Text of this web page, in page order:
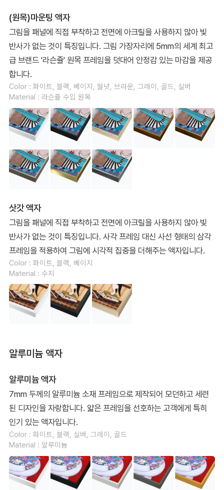
(원목)마운팅 액자
그림을 패널에 직접 부착하고 전면에 아크릴을 사용하지 않아 빛
반사가 없는 것이 특징입니다. 그림 가장자리에 5mm의 세계 최고
급 브랜드 '라슨쥴' 원목 프레임을 덧대어 안정감 있는 마감을 제공
합니다.
Color : 화이트, 블랙, 베이지, 월넛, 브라운, 그레이, 골드, 실버
Material : 라슨쥴 수입 원목
삿갓 액자
그림을 패널에 직접 부착하고 전면에 아크릴을 사용하지 않아 빛
반사가 없는 것이 특징입니다. 사각 프레임 대신 사선 형태의 삼각
프레임을 적용하여 그림에 시각적 집중을 더해주는 액자입니다.
Color : 화이트, 블랙, 베이지
Material : 수지
알루미늄 액자
알루미늄 액자
7mm 두께의 알루미늄 소재 프레임으로 제작되어 모던하고 세련
된 디자인을 자랑합니다. 얇은 프레임을 선호하는 고객에게 특히
인기 있는 액자입니다.
Color : 화이트, 블랙, 실버, 그레이, 골드
Material : 알루미늄